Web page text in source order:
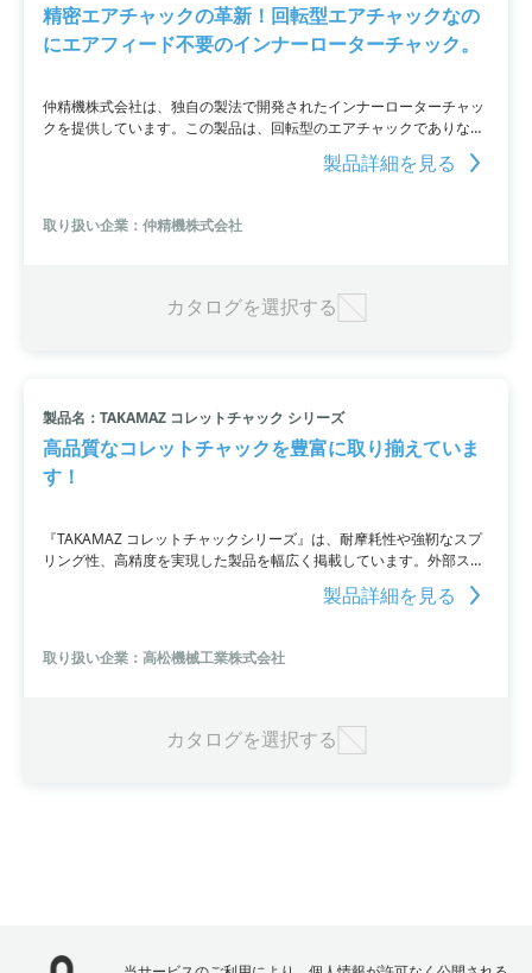
精密エアチャックの革新！回転型エアチャックなの
にエアフィード不要のインナーローターチャック。
仲精機株式会社は、独自の製法で開発されたインナーローターチャッ
クを提供しています。この製品は、回転型のエアチャックでありなが
ら、エアフィードが不要。繰り返し精度は0.005mm以下で、
1000rpm以上での高速回転が可能です。オーダーメイドの製作も対応
す。さらに、省スペースでの取り付けも可能です。
製品詳細を見る
取り扱い企業：仲精機株式会社
カタログを選択する
製品名：TAKAMAZ コレットチャック シリーズ
高品質なコレットチャックを豊富に取り揃えていま
す！
『TAKAMAZ コレットチャックシリーズ』は、耐摩耗性や強靭なスプ
リング性、高精度を実現した製品を幅広く掲載しています。外部スト
ッパー不要でワーク端をコレットチャックの端面に当てて品物の全長
を決めることができる『TSC-D26』など、用途に応じた 多様なモデル
製品詳細を見る
取り扱い企業：高松機械工業株式会社
カタログを選択する